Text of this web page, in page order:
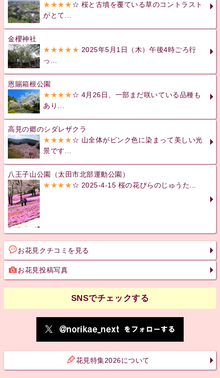
★★★★☆ 桜と古墳を覆ている草のコントラスト
がとて...
金櫻神社
★★★★★ 2025年5月1日（木）午後4時ごろ行
っ...
恩賜箱根公園
★★★★☆ 4月26日、一部まだ咲いている品種も
あり...
高見の郷のシダレザクラ
★★★★☆ 山全体がピンク色に染まって美しい光
景です...
八王子山公園（太田市北部運動公園）
★★★★☆ 2025-4-15 桜の花びらのじゅうた...
お花見クチコミを見る
お花見投稿写真
SNSでチェックする
花見特集2026について